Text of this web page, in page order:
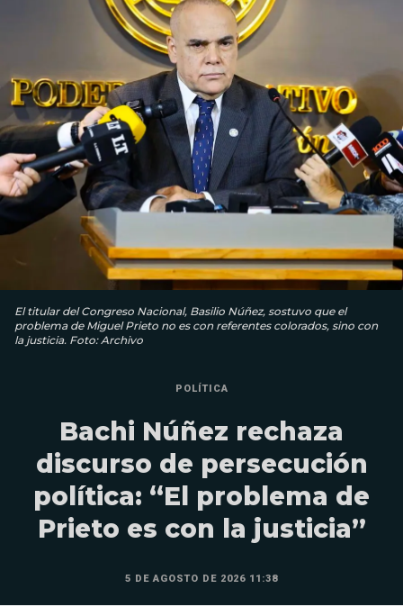
El titular del Congreso Nacional, Basilio Núñez, sostuvo que el
problema de Miguel Prieto no es con referentes colorados, sino con
la justicia. Foto: Archivo
POLÍTICA
Bachi Núñez rechaza
discurso de persecución
política: “El problema de
Prieto es con la justicia”
5 DE AGOSTO DE 2026 11:38